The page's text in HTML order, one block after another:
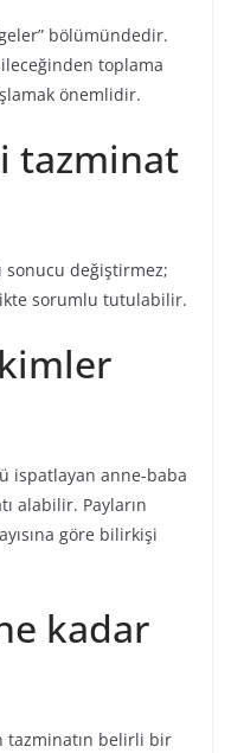
bölümündedir.
toplama
önemlidir.
tazminat
sonucu değiştirmez;
sorumlu tutulabilir.
ispatlayan anne-baba
alabilir. Payların
göre bilirkişi
kadar
tazminatın belirli bir